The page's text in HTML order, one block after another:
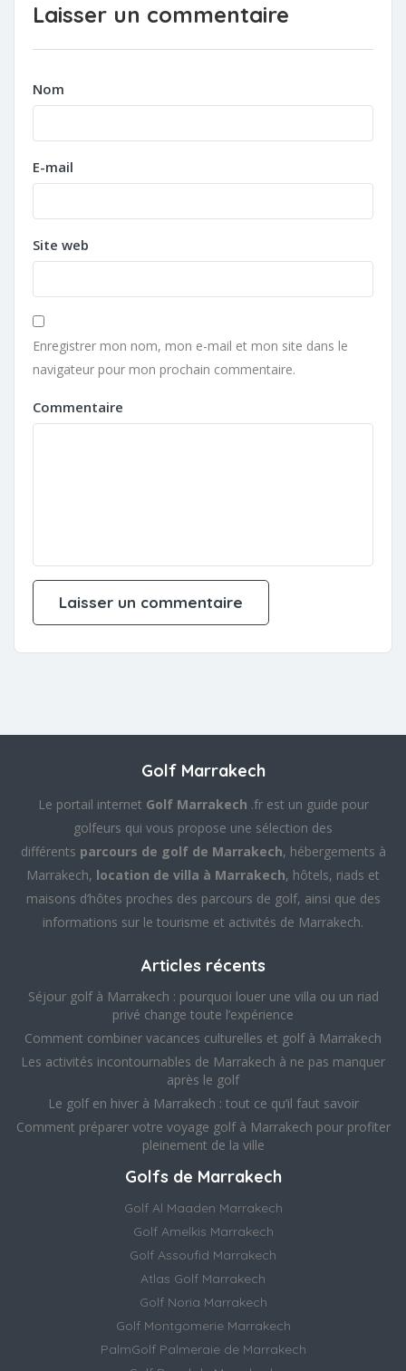
Laisser un commentaire
Nom
E-mail
Site web
Enregistrer mon nom, mon e-mail et mon site dans le
navigateur pour mon prochain commentaire.
Commentaire
Golf Marrakech
Le portail internet Golf Marrakech .fr est un guide pour
golfeurs qui vous propose une sélection des
différents parcours de golf de Marrakech, hébergements à
Marrakech, location de villa à Marrakech, hôtels, riads et
maisons d’hôtes proches des parcours de golf, ainsi que des
informations sur le tourisme et activités de Marrakech.
Articles récents
Séjour golf à Marrakech : pourquoi louer une villa ou un riad
privé change toute l’expérience
Comment combiner vacances culturelles et golf à Marrakech
Les activités incontournables de Marrakech à ne pas manquer
après le golf
Le golf en hiver à Marrakech : tout ce qu’il faut savoir
Comment préparer votre voyage golf à Marrakech pour profiter
pleinement de la ville
Golfs de Marrakech
Golf Al Maaden Marrakech
Golf Amelkis Marrakech
Golf Assoufid Marrakech
Atlas Golf Marrakech
Golf Noria Marrakech
Golf Montgomerie Marrakech
PalmGolf Palmeraie de Marrakech